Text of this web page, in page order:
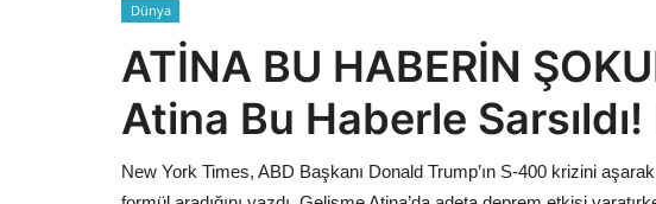
Dünya
ATİNA BU HABERİN
Atina Bu Haberle
New York Times, ABD Başkanı Donald Trump’ın S-400 krizini